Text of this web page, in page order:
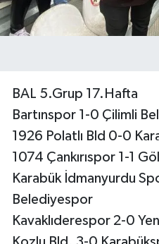
BAL 5.Grup 17.Hafta
Bartınspor 1-0 Çilimli
1926 Polatlı Bld 0-0
1074 Çankırıspor 1-1
Karabük İdmanyurdu
Belediyespor
Kavaklıderespor 2-0